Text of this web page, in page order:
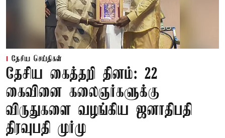
தேசிய செய்திகள்
தேசிய கைத்தறி தினம்: 22
கைவினை கலைஞர்களுக்கு
விருதுகளை வழங்கிய ஜனாதிபதி
திரவுபதி முர்மு